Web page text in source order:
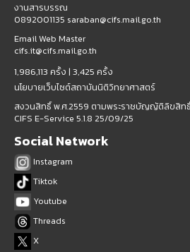
งานสารบรรณ
0892001135 saraban@cifs.mail.go.th
Email Web Master
cifs.it@cifs.mail.go.th
1,986,113 ครั้ง | 3,425 ครั้ง
นโยบายเว็บไซต์สถาบันนิติวิทยาศาสตร์
สงวนสิทธิ์ พ.ศ.2559 ตามพระราชบัญญัติลิขสิท
CIFS E-Service 5.1.8 25/09/25
Social Network
Instagram
Tiktok
Youtube
Threads
X